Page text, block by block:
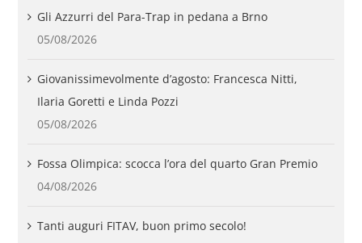
Gli Azzurri del Para-Trap in pedana a Brno
05/08/2026
Giovanissimevolmente d’agosto: Francesca Nitti,
Ilaria Goretti e Linda Pozzi
05/08/2026
Fossa Olimpica: scocca l’ora del quarto Gran Premio
04/08/2026
Tanti auguri FITAV, buon primo secolo!